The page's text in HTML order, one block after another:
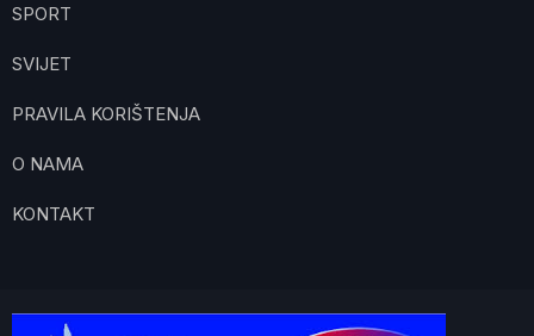
SPORT
SVIJET
PRAVILA KORIŠTENJA
O NAMA
KONTAKT